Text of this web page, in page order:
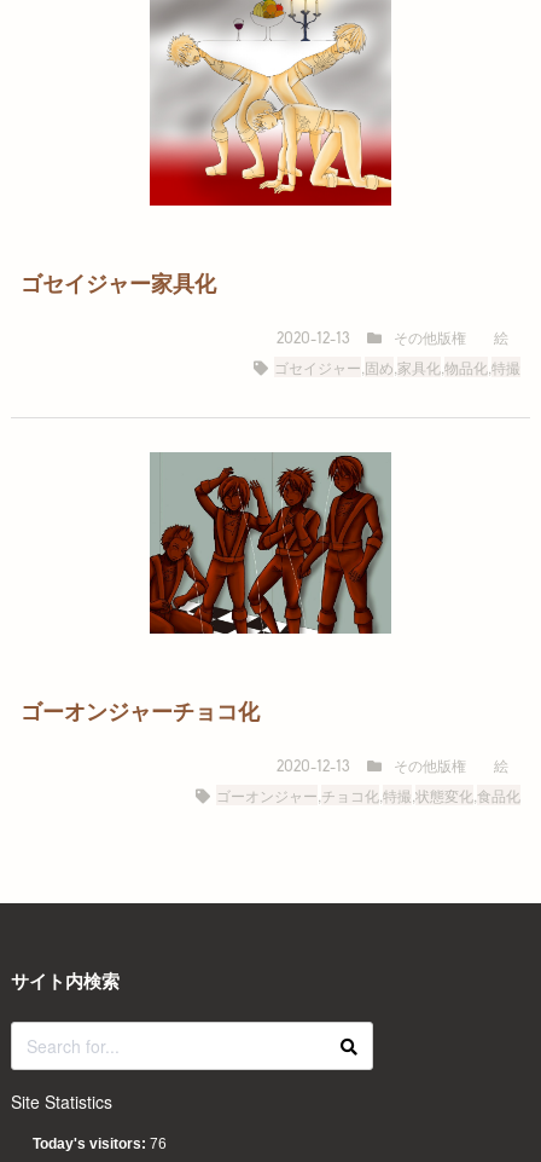
ゴセイジャー家具化
2020-12-13 その他版権
絵
ゴセイジャー 固め 家具化,物品化,特撮
ゴーオンジャーチョコ化
2020-12-13 その他版権
絵
ゴーオンジャー チョコ化,特撮 ,状態変化,食品化
サイト内検索
Site Statistics
Today's visitors: 76